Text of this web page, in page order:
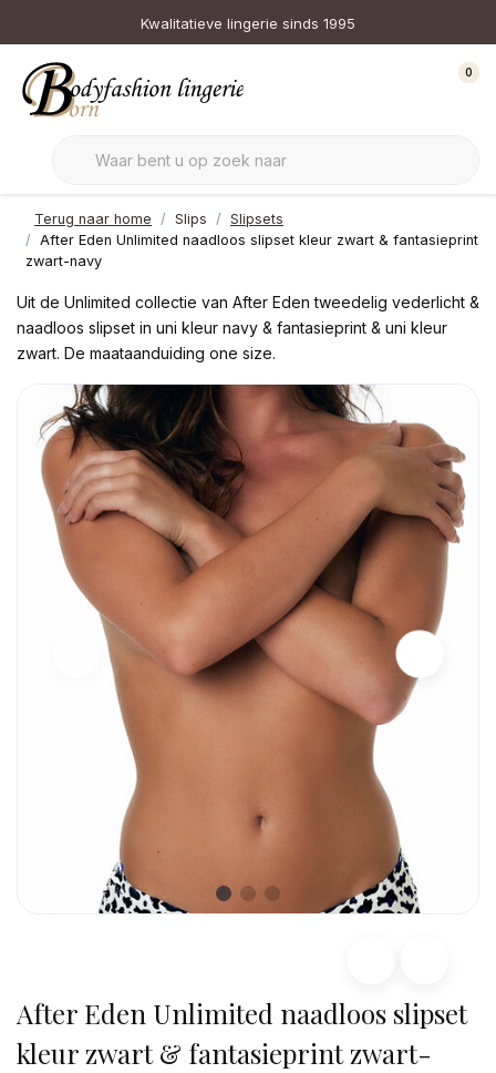
Kwalitatieve lingerie sinds 1995
0
Terug naar home Slips
Slipsets
After Eden Unlimited naadloos slipset kleur zwart & fantasieprint
zwart-navy
Uit de Unlimited collectie van After Eden tweedelig vederlicht &
naadloos slipset in uni kleur navy & fantasieprint & uni kleur
zwart. De maataanduiding one size.
After Eden Unlimited naadloos slipset
kleur zwart & fantasieprint zwart-